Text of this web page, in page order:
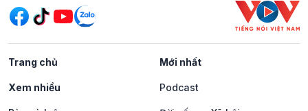
Trang chủ Mới nhất
Xem nhiều Podcast